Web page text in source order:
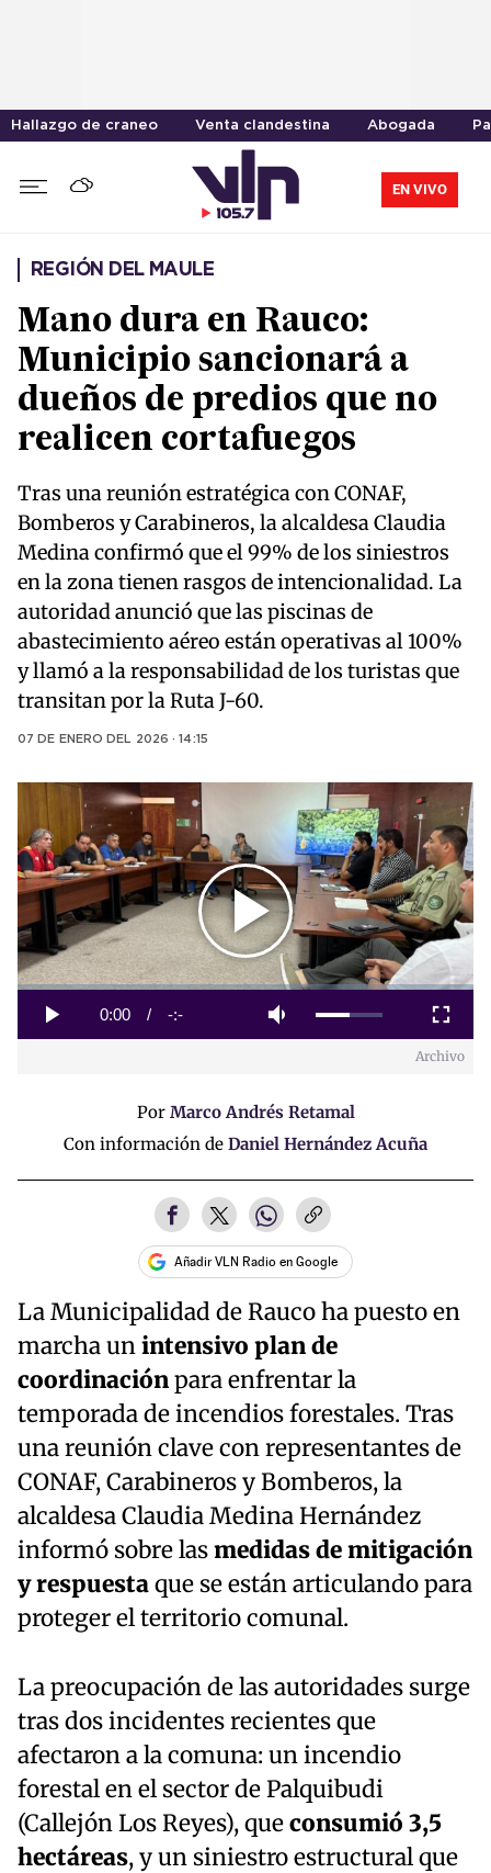
Hallazgo de craneo Venta clandestina Abogada
EN VIVO
REGIÓN DEL MAULE
Mano dura en Rauco:
Municipio sancionará a
dueños de predios que no
realicen cortafuegos
Tras una reunión estratégica con CONAF,
Bomberos y Carabineros, la alcaldesa Claudia
Medina confirmó que el 99% de los siniestros
en la zona tienen rasgos de intencionalidad. La
autoridad anunció que las piscinas de
abastecimiento aéreo están operativas al 100%
y llamó a la responsabilidad de los turistas que
transitan por la Ruta J-60.
07 DE ENERO DEL 2026 · 14:15
Play
Video
Play Mute
Current
0:00 / Duration
-:-
Loaded:
Fullscreen
Archivo
Por Marco Andrés Retamal
Con información de Daniel Hernández Acuña
Añadir VLN Radio en Google
La Municipalidad de Rauco ha puesto en
marcha unintensivo plan de
coordinaciónpara enfrentar la
temporada de incendios forestales. Tras
una reunión clave con representantes de
CONAF, Carabineros y Bomberos, la
alcaldesa Claudia Medina Hernández
informó sobre lasmedidas de mitigación
y respuestaque se están articulando para
proteger el territorio comunal.
La preocupación de las autoridades surge
tras dos incidentes recientes que
afectaron a la comuna: un incendio
forestal en el sector de Palquibudi
(Callejón Los Reyes), queconsumió 3,5
hectáreas, y un siniestro estructural que